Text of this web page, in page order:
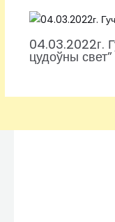
04.03.2022г.
цудоўны свет”